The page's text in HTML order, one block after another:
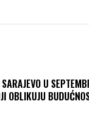
U
OBLIKUJU